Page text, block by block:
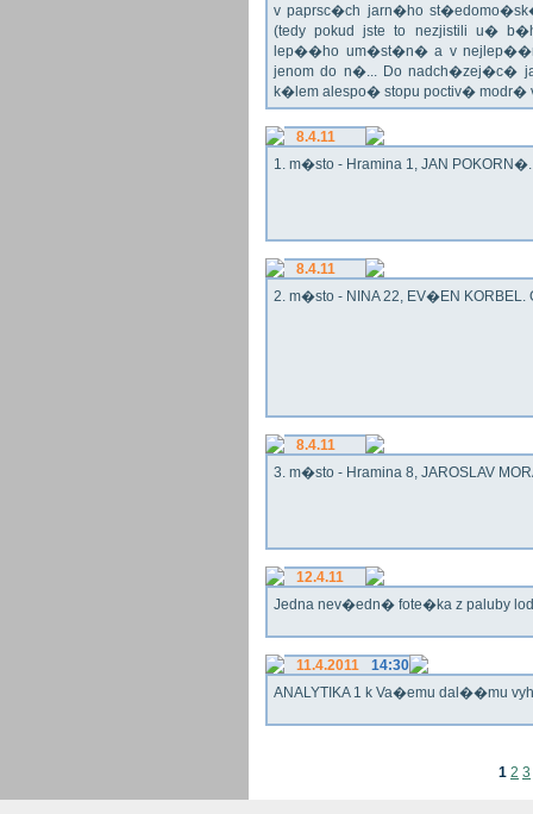
v paprsc�ch jarn�ho
(tedy pokud jste to nezjistili u�
lep��ho um�st�n� a v
jenom do n�... Do nadch�zej�c�
k�lem alespo� stopu poctiv�
8.4.11
1. m�sto - Hramina 1, JAN
8.4.11
2. m�sto - NINA 22, EV�EN KORBEL.
8.4.11
3. m�sto - Hramina 8, JAROSLAV
12.4.11
Jedna nev�edn� fote�ka z paluby
11.4.2011
14:30
ANALYTIKA 1 k Va�emu dal��mu
1 2 3